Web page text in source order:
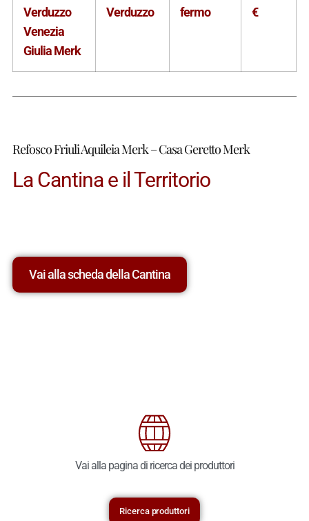
Verduzzo
Venezia
Giulia Merk
Verduzzo fermo €
Refosco Friuli Aquileia Merk – Casa Geretto Merk
La Cantina e il Territorio
Vai alla scheda della Cantina
Vai alla pagina di ricerca dei produttori
Ricerca produttori